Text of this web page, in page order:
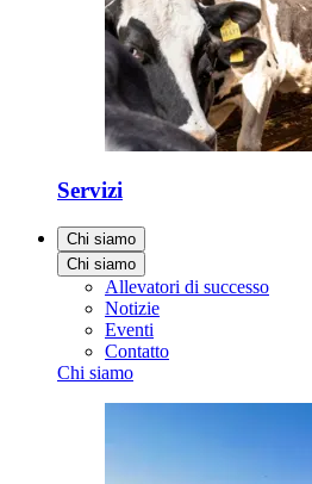
Servizi
Chi siamo
Chi siamo
Allevatori di successo
Notizie
Eventi
Contatto
Chi siamo